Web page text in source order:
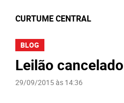
CURTUME CENTRAL
BLOG
Leilão cancelado
29/09/2015 às 14:36